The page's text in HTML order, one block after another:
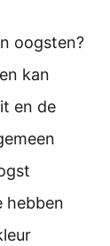
oogsten?
kan
en de
hebben